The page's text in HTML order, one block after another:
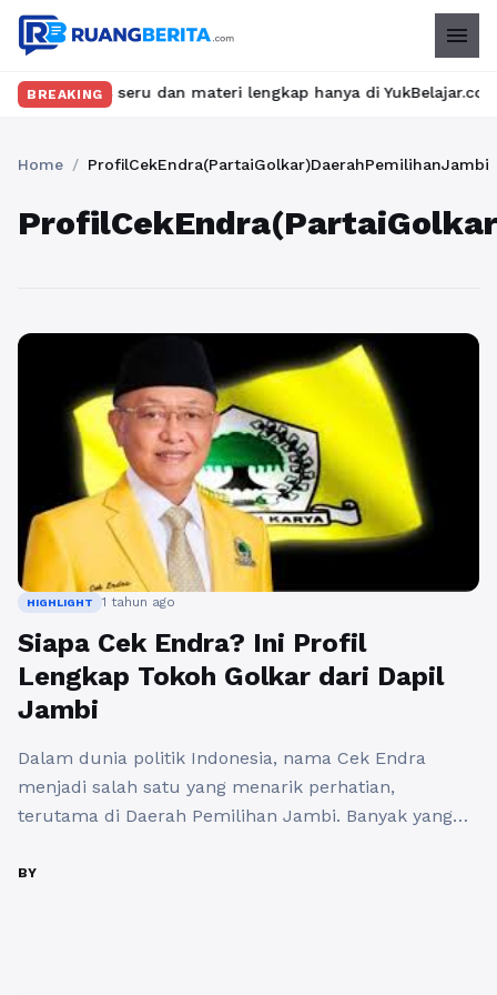
menu
BREAKING
seru dan materi lengkap hanya di YukBelajar.com.
Home / ProfilCekEndra(PartaiGolkar)DaerahPemilihanJambi
HIGHLIGHT 1 tahun ago
Siapa Cek Endra? Ini Profil
Lengkap Tokoh Golkar dari Dapil
Jambi
Dalam dunia politik Indonesia, nama Cek Endra
menjadi salah satu yang menarik perhatian,
terutama di Daerah Pemilihan Jambi. Banyak yang
(Partai Golkar) Daerah Pemilihan Jambi, baik dari
BY